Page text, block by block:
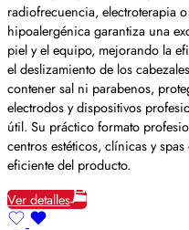
radiofrecuencia, electroterapia
hipoalergénica garantiza una
piel y el equipo, mejorando la
el deslizamiento de los
contener sal ni parabenos,
electrodos y dispositivos
útil. Su práctico formato
centros estéticos, clínicas y
eficiente del producto.
Ver detalles